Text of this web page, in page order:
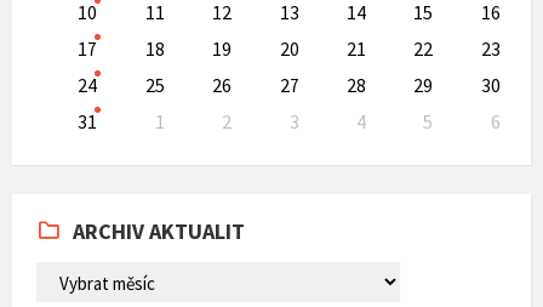
10
11 12 13 14 15
16
17
18 19 20 21 22
23
24
25 26 27 28 29
30
31
1 2 3 4 5
6
to
days
ARCHIV AKTUALIT
ARCHIV
AKTUALIT